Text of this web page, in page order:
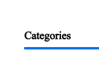
Categories